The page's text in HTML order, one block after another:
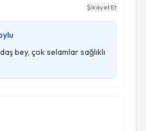
Şikayet Et
bey, çok selamlar sağlıklı